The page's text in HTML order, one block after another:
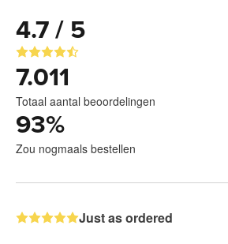
4.7 / 5
7.011
Totaal aantal beoordelingen
93%
Zou nogmaals bestellen
Just as ordered